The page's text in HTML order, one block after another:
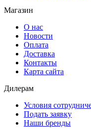
Магазин
О нас
Новости
Оплата
Доставка
Контакты
Карта сайта
Дилерам
Условия
Подать заявку
Наши бренды